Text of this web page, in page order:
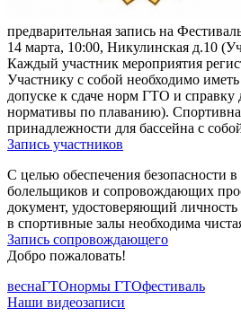
предварительная запись на
14 марта, 10:00, Никулинская д.10
Каждый участник мероприятия
Участнику с собой необходимо
допуске к сдаче норм ГТО и
нормативы по плаванию).
принадлежности для бассейна с
Запись участников
С целью обеспечения безопасности
болельщиков и сопровождающих
документ, удостоверяющий личность
в спортивные залы необходима
Запись сопровождающего
Добро пожаловать!
веснаГТОнормы ГТОфестиваль
Наши видеозаписи